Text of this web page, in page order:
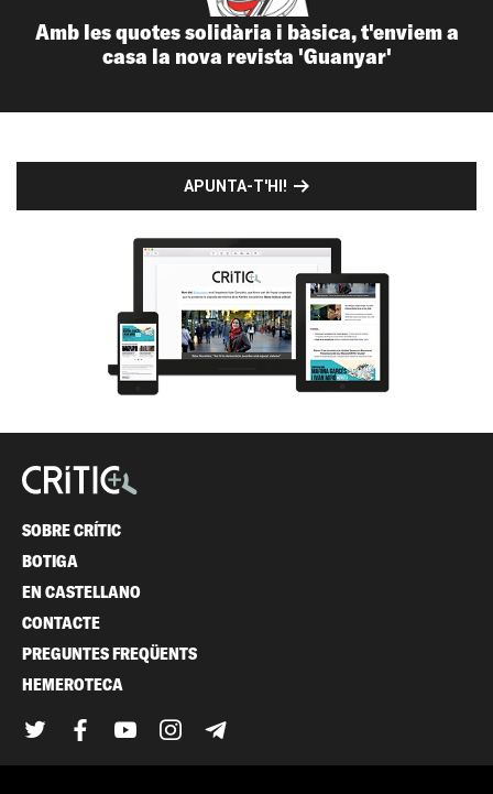
Amb les quotes solidària i bàsica, t'enviem a
casa la nova revista 'Guanyar'
APUNTA-T'HI!
SOBRE CRÍTIC
BOTIGA
EN CASTELLANO
CONTACTE
PREGUNTES FREQÜENTS
HEMEROTECA
TwitterFacebook
YouTubeInstagram